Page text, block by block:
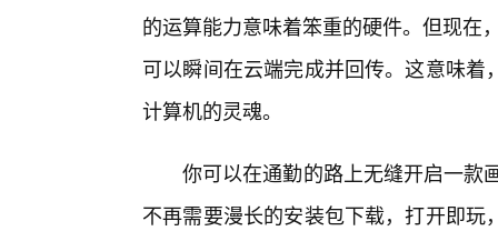
的运算能力意味着笨重的硬件。但现在
可以瞬间在云端完成并回传。这意味
计算机的灵魂。
你可以在通勤的路上无缝开启一款
不再需要漫长的安装包下载，打开即玩